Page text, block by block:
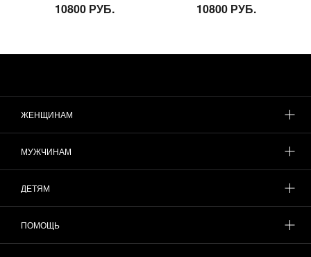
10800 РУБ. 10800 РУБ.
ЖЕНЩИНАМ
МУЖЧИНАМ
ДЕТЯМ
ПОМОЩЬ